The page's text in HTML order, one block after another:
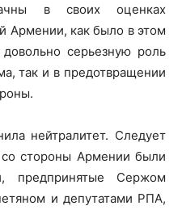
в своих оценках
Армении, как было в этом
серьезную роль
так и в предотвращении
нейтралитет. Следует
стороны Армении были
предпринятые Сержом
и депутатами РПА,